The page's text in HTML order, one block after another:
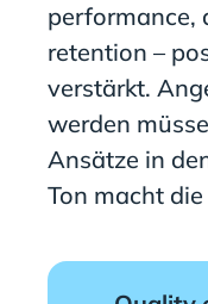
performance,
retention –
verstärkt.
werden
Ansätze in
Ton macht die